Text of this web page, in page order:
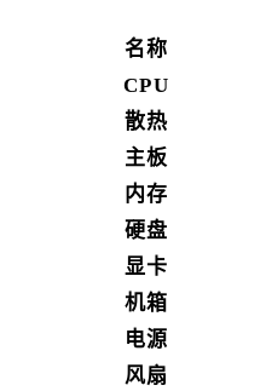
名称
CPU
散热
主板
内存
硬盘
显卡
机箱
电源
风扇